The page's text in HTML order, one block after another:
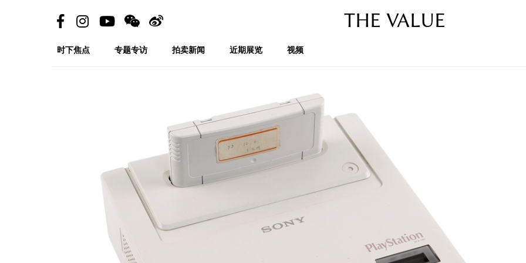
THE VALUE
时下焦点 专题专访 拍卖新闻 近期展览 视频